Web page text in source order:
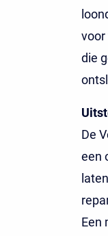
voor
die
De
een
Een